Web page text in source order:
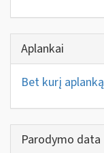
Aplankai
Bet kurį aplanką
Parodymo data